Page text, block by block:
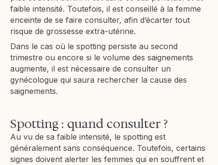
faible intensité. Toutefois, il est conseillé à la femme
enceinte de se faire consulter, afin d’écarter tout
risque de grossesse extra-utérine.
Dans le cas où le spotting persiste au second
trimestre ou encore si le volume des saignements
augmente, il est nécessaire de consulter un
gynécologue qui saura rechercher la cause des
saignements.
Spotting : quand consulter ?
Au vu de sa faible intensité, le spotting est
généralement sans conséquence. Toutefois, certains
signes doivent alerter les femmes qui en souffrent et